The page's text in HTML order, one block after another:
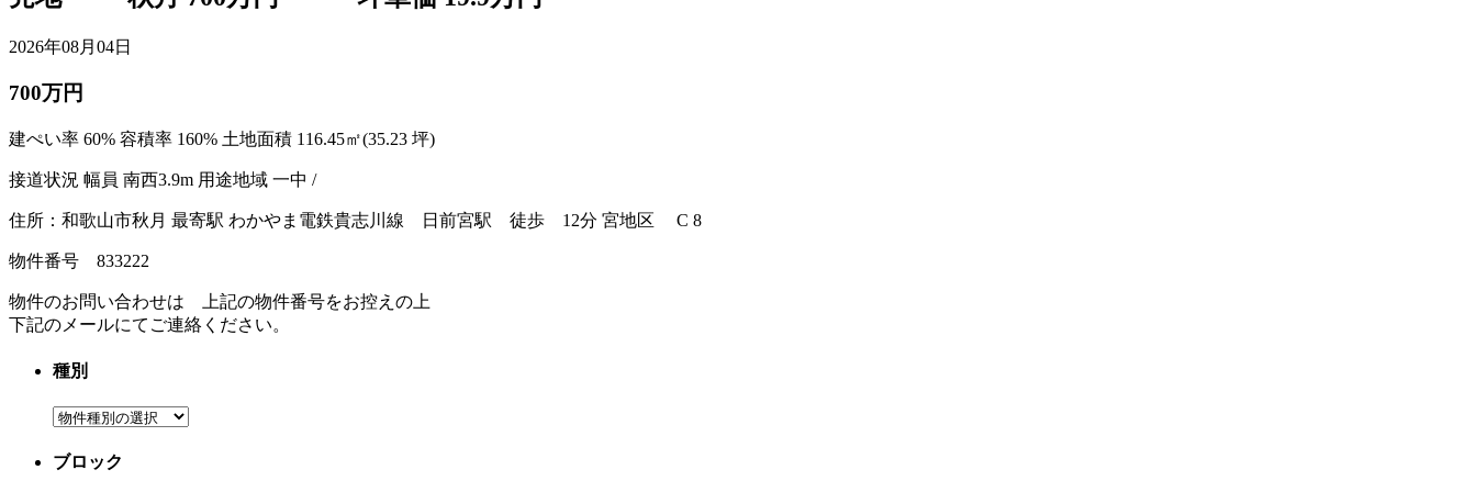
2026年08月04日
700万円
建ぺい率 60% 容積率 160% 土地面積 116.45㎡(35.23 坪)
接道状況 幅員 南西3.9m 用途地域 一中 /
住所：和歌山市秋月 最寄駅 わかやま電鉄貴志川線 日前宮駅 徒歩 12分 宮地区 C 8
物件番号 833222
物件のお問い合わせは 上記の物件番号をお控えの上
下記のメールにてご連絡ください。
種別
ブロック